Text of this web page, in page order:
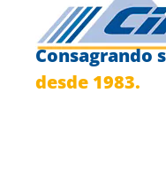
Consagrando
desde 1983.